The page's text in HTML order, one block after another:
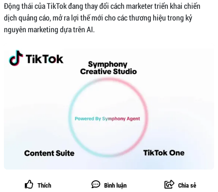
Động thái của TikTok đang thay đổi cách marketer triển khai chiến
dịch quảng cáo, mở ra lợi thế mới cho các thương hiệu trong kỷ
nguyên marketing dựa trên AI.
Thích Bình luận Chia sẻ